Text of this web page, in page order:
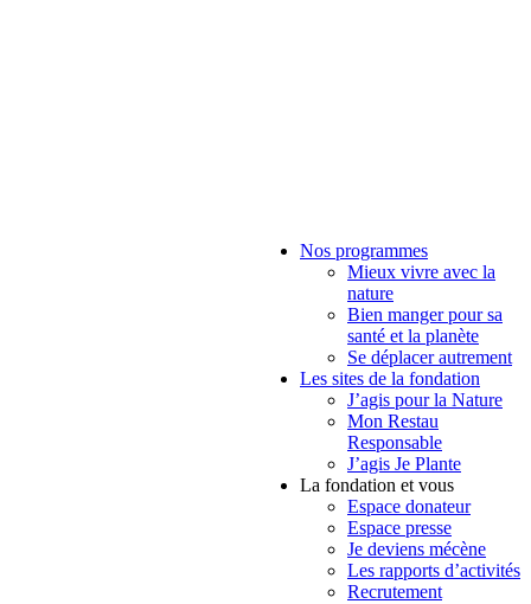
Nos programmes
Mieux vivre avec la
nature
Bien manger pour sa
santé et la planète
Se déplacer autrement
Les sites de la fondation
J’agis pour la Nature
Mon Restau
Responsable
J’agis Je Plante
La fondation et vous
Espace donateur
Espace presse
Je deviens mécène
Les rapports d’activités
Recrutement